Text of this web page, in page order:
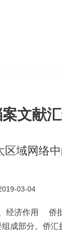
文献
区域网络
03-04
经济作用 侨
成部分。侨汇